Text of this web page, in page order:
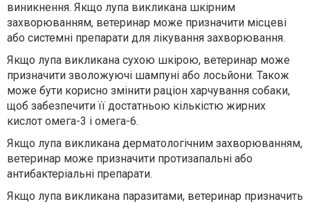
виникнення. Якщо лупа викликана шкірним
захворюванням, ветеринар може призначити місцеві
або системні препарати для лікування захворювання.
Якщо лупа викликана сухою шкірою, ветеринар може
призначити зволожуючі шампуні або лосьйони. Також
може бути корисно змінити раціон харчування собаки,
щоб забезпечити її достатньою кількістю жирних
кислот омега-3 і омега-6.
Якщо лупа викликана дерматологічним захворюванням,
ветеринар може призначити протизапальні або
антибактеріальні препарати.
Якщо лупа викликана паразитами, ветеринар призначить